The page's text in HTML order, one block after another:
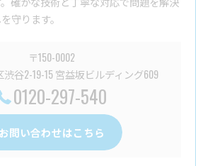
守ります。
〒150-0002
谷2-19-15 宮益坂ビルディング609
0120-297-540
お問い合わせはこちら